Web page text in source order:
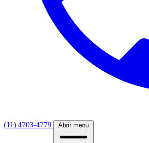
(11) 4703-4779 Abrir menu